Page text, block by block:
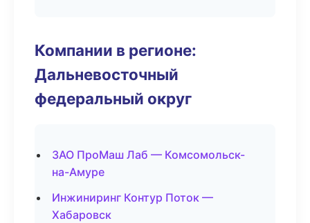
Компании в регионе:
Дальневосточный
федеральный округ
ЗАО ПроМаш Лаб — Комсомольск-
на-Амуре
Инжиниринг Контур Поток —
Хабаровск